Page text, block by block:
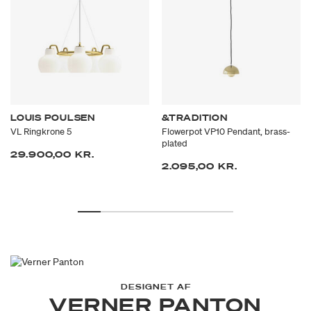
LOUIS POULSEN
VL Ringkrone 5
29.900,00 KR.
&TRADITION
Flowerpot VP10 Pendant, brass-
plated
2.095,00 KR.
DESIGNET AF
VERNER PANTON